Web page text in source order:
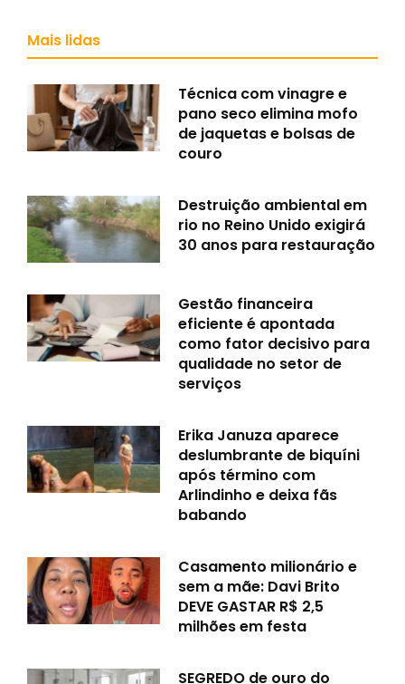
Mais lidas
Técnica com vinagre e
pano seco elimina mofo
de jaquetas e bolsas de
couro
Destruição ambiental em
rio no Reino Unido exigirá
30 anos para restauração
Gestão financeira
eficiente é apontada
como fator decisivo para
qualidade no setor de
serviços
Erika Januza aparece
deslumbrante de biquíni
após término com
Arlindinho e deixa fãs
babando
Casamento milionário e
sem a mãe: Davi Brito
DEVE GASTAR R$ 2,5
milhões em festa
SEGREDO de ouro do